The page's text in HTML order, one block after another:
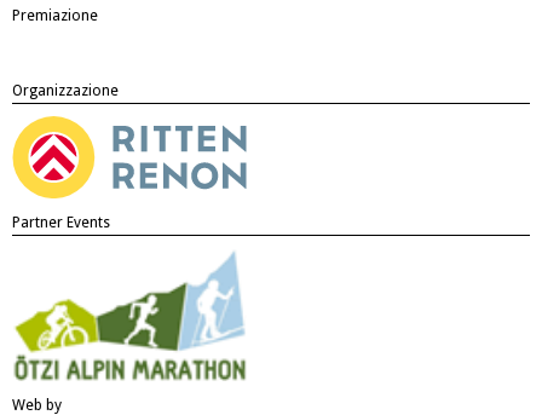
Premiazione
Organizzazione
Partner Events
Web by